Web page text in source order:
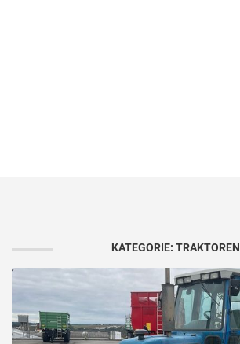
KATEGORIE: TRAKTOREN